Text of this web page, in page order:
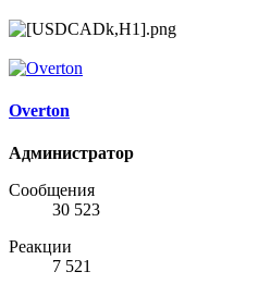
Overton
Администратор
Сообщения
30 523
Реакции
7 521